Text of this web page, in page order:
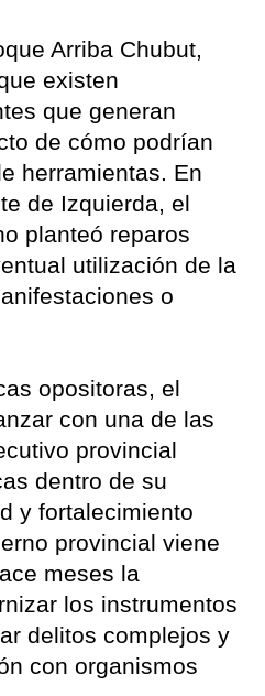
Arriba Chubut,
existen
que generan
de cómo podrían
herramientas. En
de Izquierda, el
planteó reparos
utilización de la
o
opositoras, el
con una de las
provincial
dentro de su
y fortalecimiento
provincial viene
meses la
los instrumentos
delitos complejos y
con organismos